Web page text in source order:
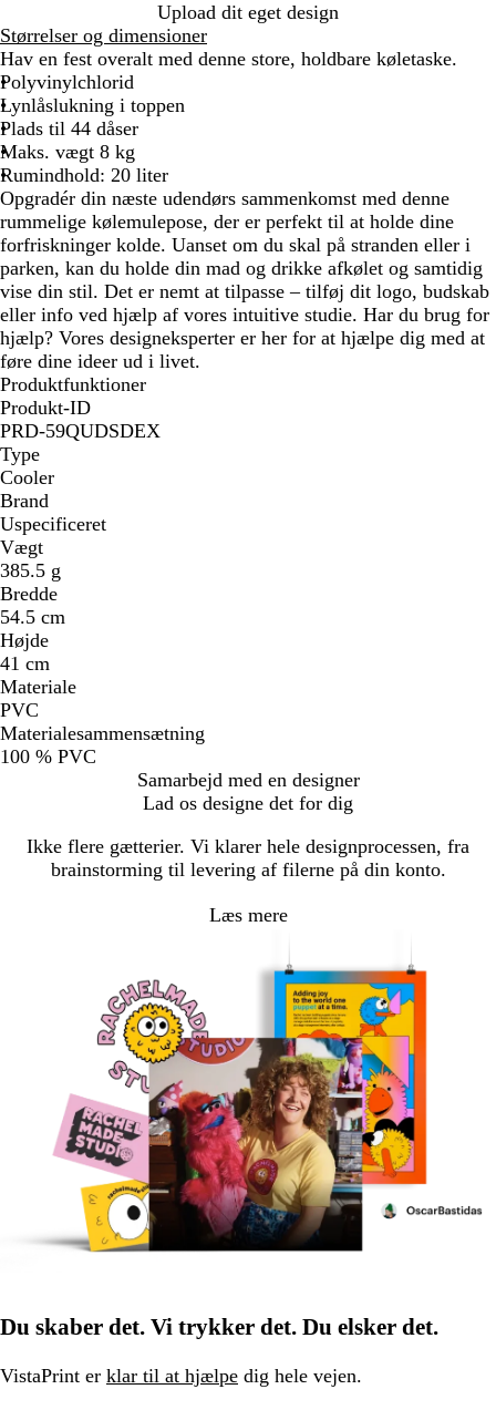
r
å
/
s
o
r
t
Upload dit eget design
Størrelser og dimensioner
Hav en fest overalt med denne store, holdbare køletaske.
Polyvinylchlorid
Lynlåslukning i toppen
Plads til 44 dåser
Maks. vægt 8 kg
Rumindhold: 20 liter
Opgradér din næste udendørs sammenkomst med denne
rummelige kølemulepose, der er perfekt til at holde dine
forfriskninger kolde. Uanset om du skal på stranden eller i
parken, kan du holde din mad og drikke afkølet og samtidig
vise din stil. Det er nemt at tilpasse – tilføj dit logo, budskab
eller info ved hjælp af vores intuitive studie. Har du brug for
hjælp? Vores designeksperter er her for at hjælpe dig med at
føre dine ideer ud i livet.
Produktfunktioner
Produkt-ID
PRD-59QUDSDEX
Type
Cooler
Brand
Uspecificeret
Vægt
385.5 g
Bredde
54.5 cm
Højde
41 cm
Materiale
PVC
Materialesammensætning
100 % PVC
Samarbejd med en designer
Lad os designe det for dig
Ikke flere gætterier. Vi klarer hele designprocessen, fra
brainstorming til levering af filerne på din konto.
Læs mere
Du skaber det. Vi trykker det. Du elsker det.
VistaPrint er klar til at hjælpe dig hele vejen.